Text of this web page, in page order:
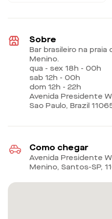
Sobre
Bar brasileiro na
Menino.
qua - sex 18h - 00h
sab 12h - 00h
dom 12h - 22h
Avenida Presidente
Sao Paulo, Brazil
Como chegar
Avenida Presidente
Menino, Santos-SP,